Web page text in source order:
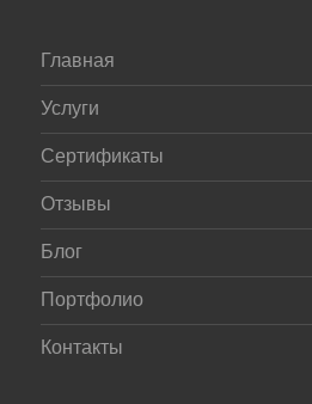
Главная
Услуги
Сертификаты
Отзывы
Блог
Портфолио
Контакты